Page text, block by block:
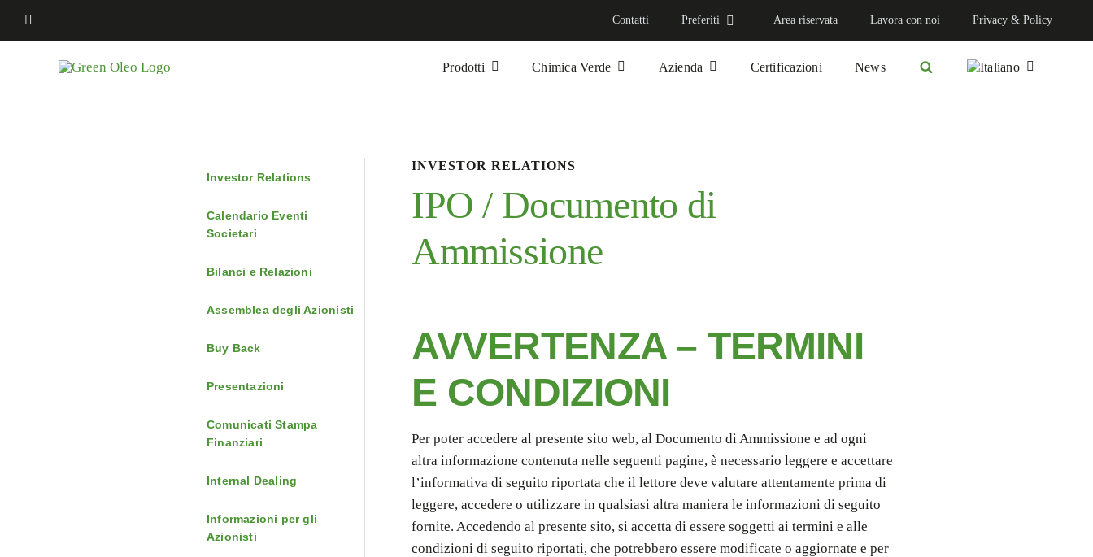
Contatti Preferiti Area riservata Lavora con noi Privacy & Policy
Prodotti Chimica Verde Azienda Certificazioni News
INVESTOR RELATIONS
IPO / Documento di
Ammissione
AVVERTENZA – TERMINI
E CONDIZIONI
Per poter accedere al presente sito web, al Documento di Ammissione e ad ogni
altra informazione contenuta nelle seguenti pagine, è necessario leggere e accettare
l’informativa di seguito riportata che il lettore deve valutare attentamente prima di
leggere, accedere o utilizzare in qualsiasi altra maniera le informazioni di seguito
fornite. Accedendo al presente sito, si accetta di essere soggetti ai termini e alle
condizioni di seguito riportati, che potrebbero essere modificate o aggiornate e per
Investor Relations
Calendario Eventi
Societari
Bilanci e Relazioni
Assemblea degli Azionisti
Buy Back
Presentazioni
Comunicati Stampa
Finanziari
Internal Dealing
Informazioni per gli
Azionisti